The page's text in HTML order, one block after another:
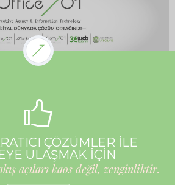
ÇÖZÜMLER İLE
ULAŞMAK İÇİN
açıları kaos değil, zenginliktir.